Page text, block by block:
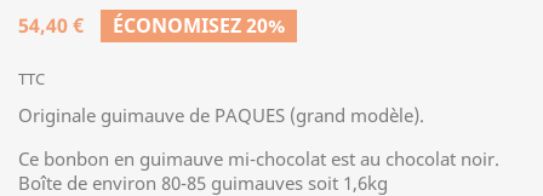
54,40 €
ÉCONOMISEZ 20%
TTC
Originale guimauve de PAQUES (grand modèle).
Ce bonbon en guimauve mi-chocolat est au chocolat noir.
Boîte de environ 80-85 guimauves soit 1,6kg